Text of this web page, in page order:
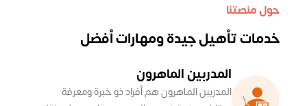
حول منصتنا
خدمات تأهيل جيدة ومهاراتأفضل
المدربين الماهرون
المدربين الماهرون هم أفراد ذو خبرة ومعرفة